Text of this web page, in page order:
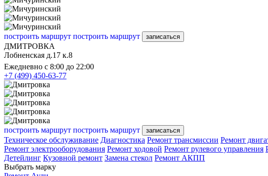
построить маршрут построить маршрут записаться
ДМИТРОВКА
Лобненская д.17 к.8
Ежедневно с 8:00 до 22:00
+7 (499) 450-63-77
построить маршрут построить маршрут записаться
Техническое обслуживание Диагностика Ремонт трансмиссии Ремонт
Ремонт электрооборудования Ремонт ходовой Ремонт рулевого управления
Детейлинг Кузовной ремонт Замена стекол Ремонт АКПП
Выбрать марку